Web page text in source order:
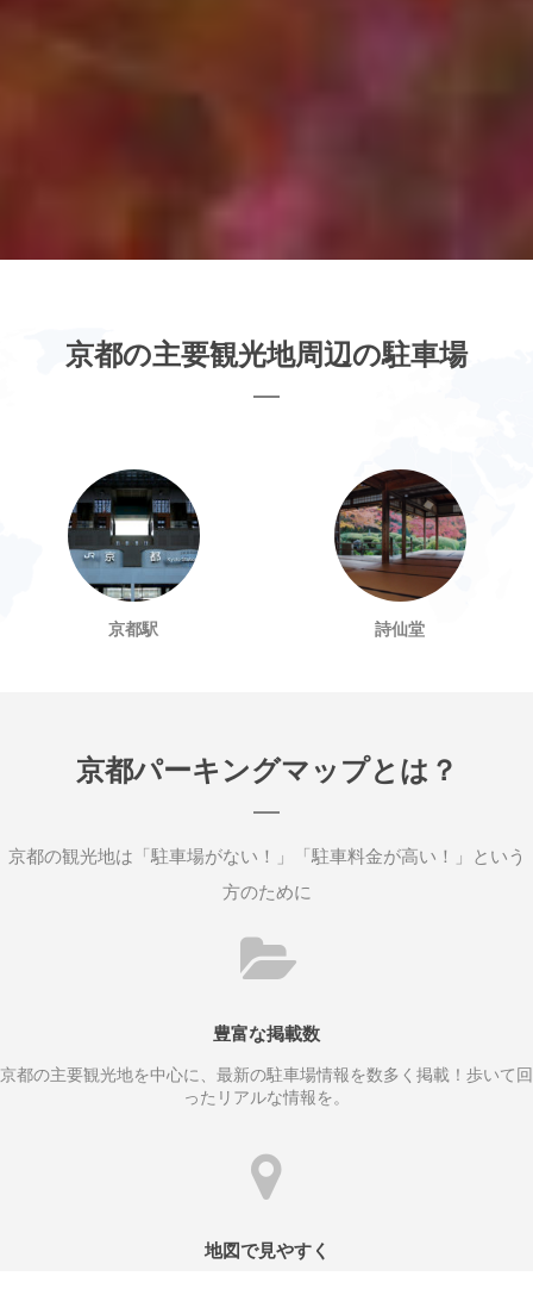
京都の主要観光地周辺の駐車場
京都駅 詩仙堂
京都パーキングマップとは？
京都の観光地は「駐車場がない！」「駐車料金が高い！」という
方のために
豊富な掲載数
京都の主要観光地を中心に、最新の駐車場情報を数多く掲載！歩いて回
ったリアルな情報を。
地図で見やすく